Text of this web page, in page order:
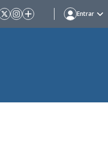
Entrar